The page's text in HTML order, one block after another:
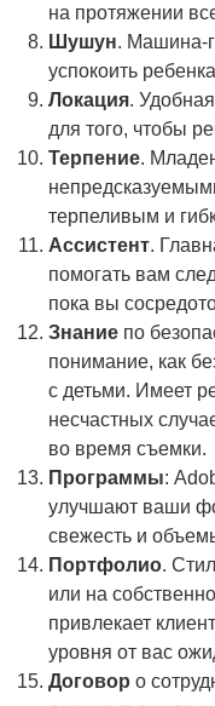
на протяжении
Шушун. Машина-
успокоить
Локация.
для того, чтобы
Терпение.
терпеливым и
Ассистент.
помогать вам
пока вы
Знание по
понимание, как
с детьми. Имеет
несчастных
во время съемки.
Программы:
улучшают ваши
свежесть и
Портфолио.
или на
привлекает
уровня от вас
Договор о